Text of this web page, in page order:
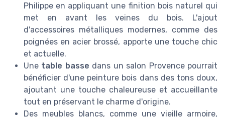
Philippe en appliquant une finition bois naturel qui
met en avant les veines du bois. L'ajout
d'accessoires métalliques modernes, comme des
poignées en acier brossé, apporte une touche chic
et actuelle.
Une table basse dans un salon Provence pourrait
bénéficier d'une peinture bois dans des tons doux,
ajoutant une touche chaleureuse et accueillante
tout en préservant le charme d'origine.
Des meubles blancs, comme une vieille armoire,